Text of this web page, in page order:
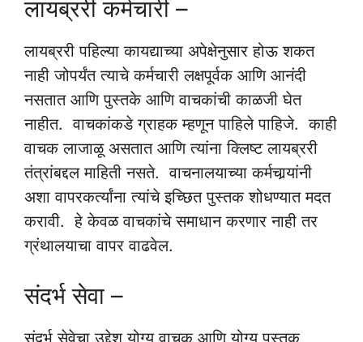
लायब्ररी कर्मचारी –
लायब्ररी पहिल्या कायद्याच्या अपेक्षेनुसार होऊ शकत
नाही जोपर्यंत त्याचे कर्मचारी लक्षपूर्वक आणि आनंदी
नसतात आणि पुस्तके आणि वाचकांची काळजी घेत
नाहीत. वाचकांकडे ग्राहक म्हणून पाहिले पाहिजे. काही
वाचक लाजाळू असतात आणि त्यांना क्लिष्ट लायब्ररी
तंत्रांबद्दल माहिती नसते. वाचनालयाच्या कर्मचार्‍यांनी
अशा वापरकर्त्यांना त्यांचे इच्छित पुस्तक शोधण्यात मदत
करावी. हे केवळ वाचकांचे समाधान करणार नाही तर
ग्रंथालयाचा वापर वाढवेल.
संदर्भ सेवा –
संदर्भ सेवेचा उद्देश योग्य वाचक आणि योग्य पुस्तक